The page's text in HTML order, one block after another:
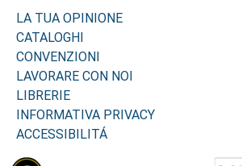
LA TUA OPINIONE
CATALOGHI
CONVENZIONI
LAVORARE CON NOI
LIBRERIE
INFORMATIVA PRIVACY
ACCESSIBILITÁ